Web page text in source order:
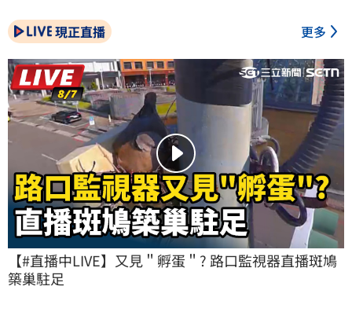
現正直播 更多
【#直播中LIVE】又見＂孵蛋＂? 路口監視器直播斑鳩
築巢駐足